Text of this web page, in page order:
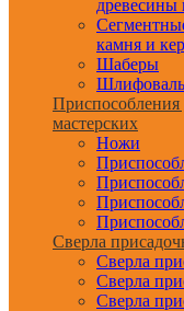
древесины
камня и
Шаберы
мастерских
Ножи
Сверла
Сверла
Сверла
Сверла